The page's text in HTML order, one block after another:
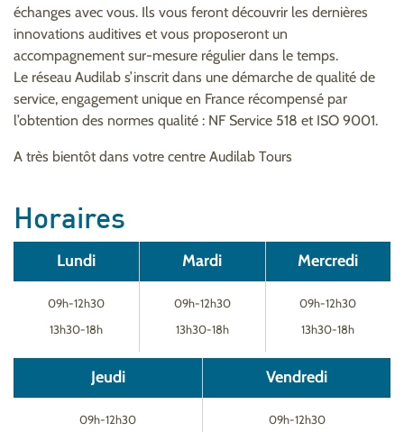
échanges avec vous. Ils vous feront découvrir les dernières
innovations auditives et vous proposeront un
accompagnement sur-mesure régulier dans le temps.
Le réseau Audilab s’inscrit dans une démarche de qualité de
service, engagement unique en France récompensé par
l’obtention des normes qualité : NF Service 518 et ISO 9001.
A très bientôt dans votre centre Audilab Tours
Horaires
Lundi
09h-12h30
13h30-18h
Mardi
09h-12h30
13h30-18h
Mercredi
09h-12h30
13h30-18h
Jeudi
09h-12h30
Vendredi
09h-12h30